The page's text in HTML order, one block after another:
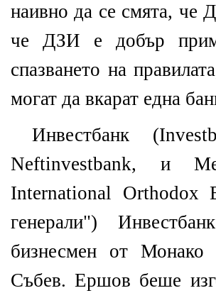
наивно да се смята, че
че ДЗИ е добър
спазването на
могат да вкарат една
Инвестбанк
Neftinvestbank, и
International Orthodox
генерали")
бизнесмен от
Събев. Ершов беше